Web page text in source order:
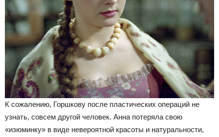
К сожалению, Горшкову после пластических операций не
узнать, совсем другой человек. Анна потеряла свою
«изюминку» в виде невероятной красоты и натуральности,